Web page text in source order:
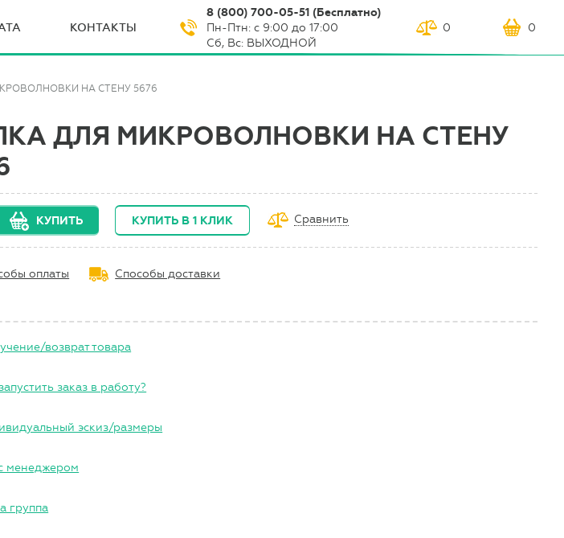
КОНТАКТЫ
8 (800) 700-05-51 (Бесплатно)
Пн-Птн: с 9:00 до 17:00
Сб, Вс: ВЫХОДНОЙ
0 0
НА СТЕНУ 5676
ДЛЯ МИКРОВОЛНОВКИ НА СТЕНУ
КУПИТЬ КУПИТЬ В 1 КЛИК Сравнить
оплаты Способы доставки
возврат товара
заказ в работу?
эскиз/размеры
менеджером
группа